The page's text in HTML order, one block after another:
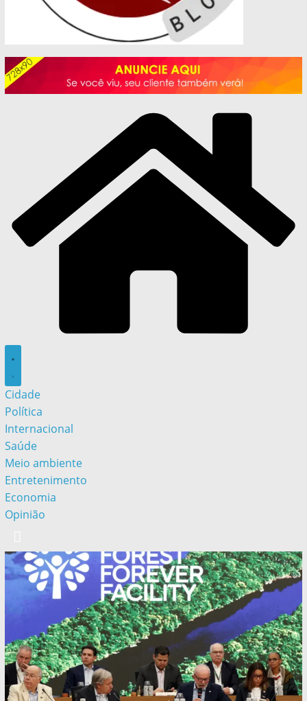
Cidade
Política
Internacional
Saúde
Meio ambiente
Entretenimento
Economia
Opinião